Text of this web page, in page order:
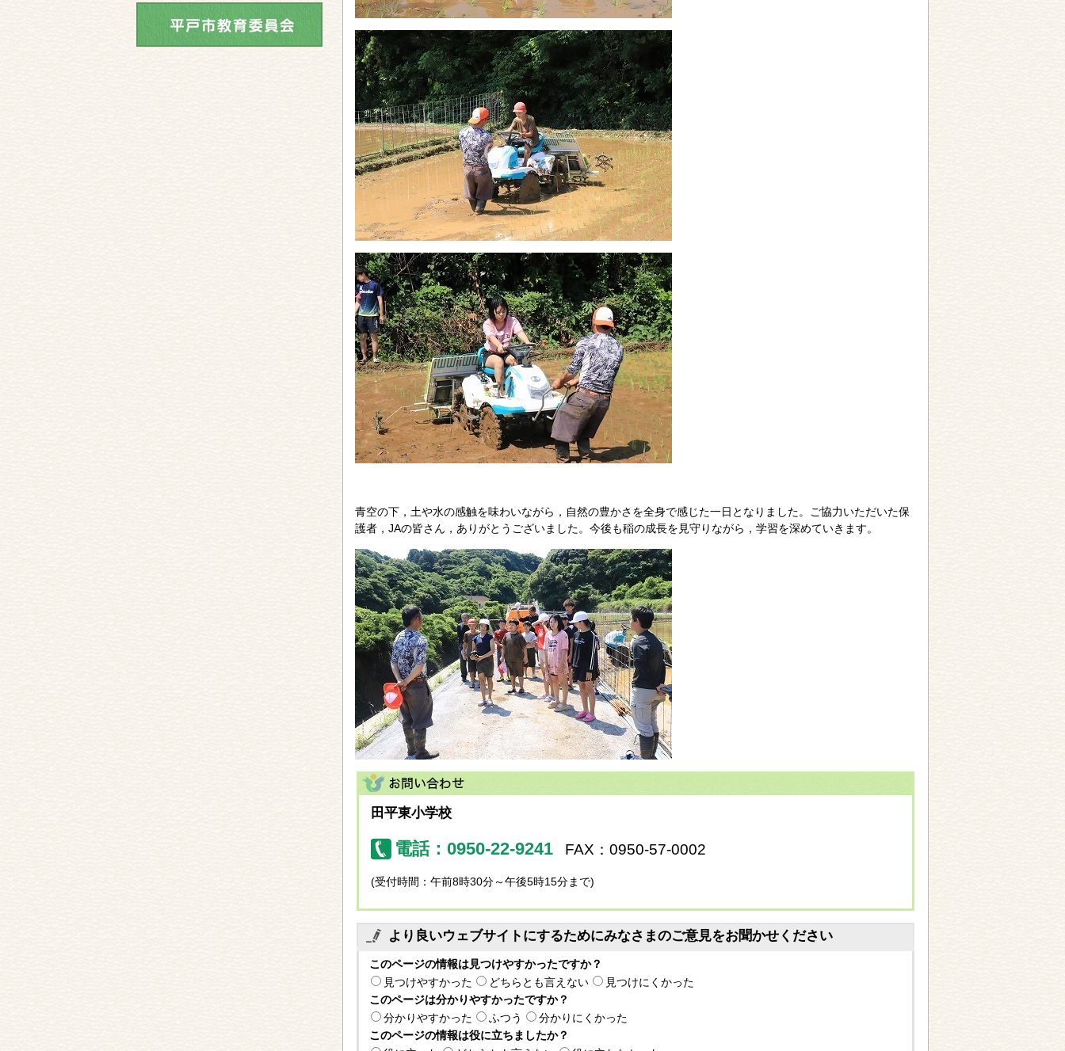
青空の下，土や水の感触を味わいながら，自然の豊かさを全身で感じた一日となりました。ご協力いただいた保
護者，JAの皆さん，ありがとうございました。今後も稲の成長を見守りながら，学習を深めていきます。
田平東小学校
電話：0950-22-9241 FAX：0950-57-0002
(受付時間：午前8時30分～午後5時15分まで)
より良いウェブサイトにするためにみなさまのご意見をお聞かせください
このページの情報は見つけやすかったですか？
見つけやすかった
どちらとも言えない
見つけにくかった
このページは分かりやすかったですか？
分かりやすかった
ふつう
分かりにくかった
このページの情報は役に立ちましたか？